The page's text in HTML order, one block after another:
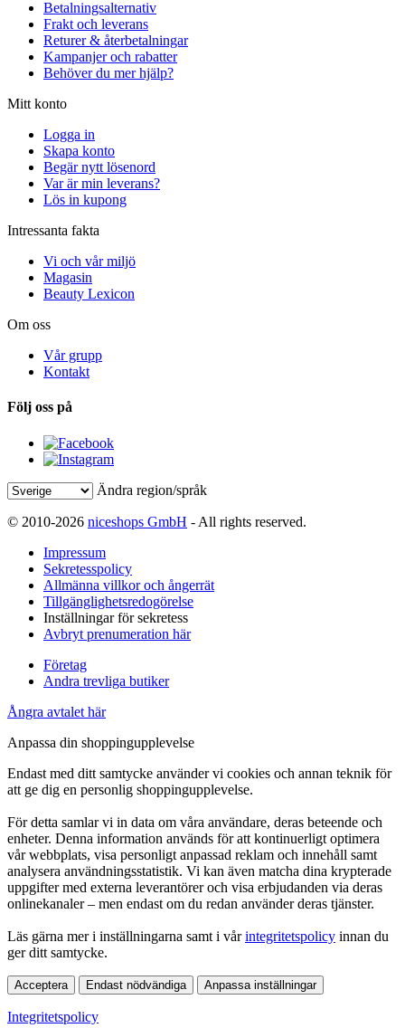
Betalningsalternativ
Frakt och leverans
Returer & återbetalningar
Kampanjer och rabatter
Behöver du mer hjälp?
Mitt konto
Logga in
Skapa konto
Begär nytt lösenord
Var är min leverans?
Lös in kupong
Intressanta fakta
Vi och vår miljö
Magasin
Beauty Lexicon
Om oss
Vår grupp
Kontakt
Följ oss på
Ändra region/språk
© 2010-2026 niceshops GmbH - All rights reserved.
Impressum
Sekretesspolicy
Allmänna villkor och ångerrät
Tillgänglighetsredogörelse
Inställningar för sekretess
Avbryt prenumeration här
Företag
Andra trevliga butiker
Ångra avtalet här
Anpassa din shoppingupplevelse
Endast med ditt samtycke använder vi cookies och annan teknik för
att ge dig en personlig shoppingupplevelse.
För detta samlar vi in data om våra användare, deras beteende och
enheter. Denna information används för att kontinuerligt optimera
vår webbplats, visa personligt anpassad reklam och innehåll samt
analysera användningsstatistik. Vi kan även matcha dina krypterade
uppgifter med externa leverantörer och visa erbjudanden via deras
onlinekanaler – men endast om du redan använder deras tjänster.
Läs gärna mer i inställningarna samt i vårintegritetspolicy innan du
ger ditt samtycke.
Acceptera Endast nödvändiga Anpassa inställningar
Integritetspolicy